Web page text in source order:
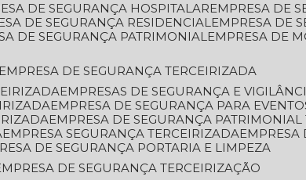
DE SEGURANÇA HOSPITALAR
EMPRESA DE
DE SEGURANÇA RESIDENCIAL
EMPRESA DE
DE SEGURANÇA PATRIMONIAL
EMPRESA DE
EMPRESA DE SEGURANÇA TERCEIRIZADA
EMPRESAS DE SEGURANÇA E
EMPRESA DE SEGURANÇA PARA
EMPRESA DE SEGURANÇA
EMPRESA SEGURANÇA TERCEIRIZADA
DE SEGURANÇA PORTARIA E LIMPEZA
EMPRESA DE SEGURANÇA TERCEIRIZAÇÃO